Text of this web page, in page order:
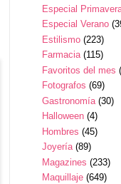
Especial
Especial Verano
Estilismo (223)
Farmacia (115)
Favoritos del mes
Fotografos (69)
Gastronomía (30)
Halloween (4)
Hombres (45)
Joyería (89)
Magazines (233)
Maquillaje (649)